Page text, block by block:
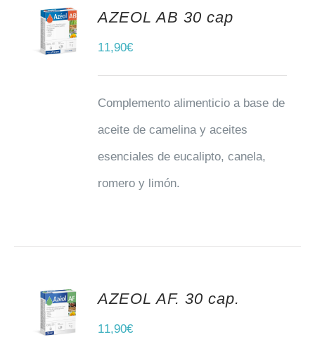
AZEOL AB 30 cap
11,90€
Complemento alimenticio a base de
aceite de camelina y aceites
esenciales de eucalipto, canela,
romero y limón.
AZEOL AF. 30 cap.
11,90€